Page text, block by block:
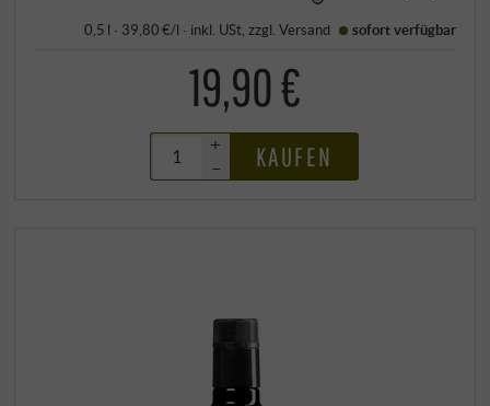
0,5 l · 39,80 €/l · inkl. USt , zzgl.Versand sofort verfügbar
19,90 €
+
–
KAUFEN